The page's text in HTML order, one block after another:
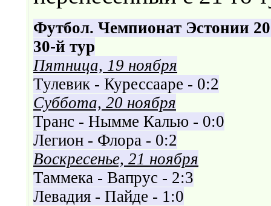
Футбол. Чемпионат Эстонии
30-й тур
Пятница, 19 ноября
Тулевик - Курессааре - 0:2
Суббота, 20 ноября
Транс - Нымме Калью - 0:0
Легион - Флора - 0:2
Воскресенье, 21 ноября
Таммека - Вапрус - 2:3
Левадия - Пайде - 1:0